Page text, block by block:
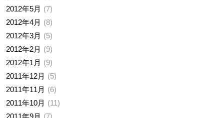
2012年5月
7
2012年4月
8
2012年3月
5
2012年2月
9
2012年1月
9
2011年12月
5
2011年11月
6
2011年10月
11
2011年9月
7